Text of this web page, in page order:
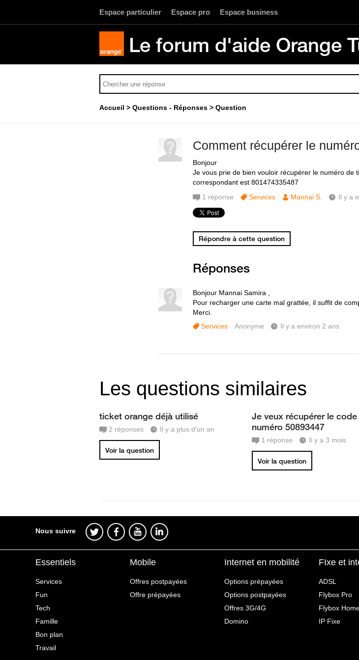
Espace particulier Espace pro Espace business
Le forum d'aide Orange
Accueil Questions - Réponses Question
Comment récupérer le
Bonjour
Je vous prie de bien vouloir récupérer le numéro de
correspondant est 801474335487
1 réponse Services Mannai S. Il y a
Répondre à cette question
Réponses
Bonjour Mannai Samira ,
Pour recharger une carte mal grattée, il suffit de
Merci.
Services
Anonyme Il y a environ 2 ans
Les questions similaires
ticket orange déjà utilisé
2 réponses Il y a plus d'un an
Voir la question
Je veux récupérer le
numéro 50893447
1 réponse Il y a 3 mois
Voir la question
Nous suivre
Essentiels
Services
Fun
Tech
Famille
Bon plan
Travail
Mobile
Offres postpayées
Offre prépayées
Internet en mobilité
Options prépayées
Options postpayées
Offres 3G/4G
Domino
FIxe et
ADSL
Flybox Pro
Flybox
IP Fixe